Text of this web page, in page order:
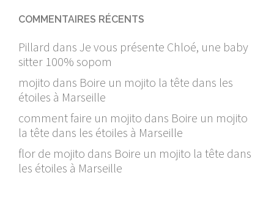
COMMENTAIRES RÉCENTS
Pillard dans Je vous présente Chloé, une baby
sitter 100% sopom
mojito dans Boire un mojito la tête dans les
étoiles à Marseille
comment faire un mojito dans Boire un mojito
la tête dans les étoiles à Marseille
flor de mojito dans Boire un mojito la tête dans
les étoiles à Marseille